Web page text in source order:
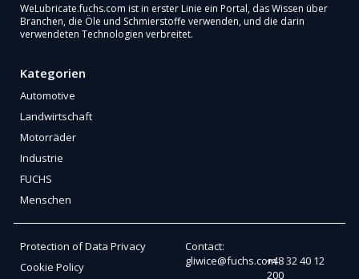
WeLubricate.fuchs.com ist in erster Linie ein Portal, das Wissen über
Branchen, die Öle und Schmierstoffe verwenden, und die darin
verwendeten Technologien verbreitet.
Kategorien
Automotive
Landwirtschaft
Motorräder
Industrie
FUCHS
Menschen
Protection of Data Privacy
Cookie Policy
Contact:
gliwice@fuchs.com+48 32 40 12
200